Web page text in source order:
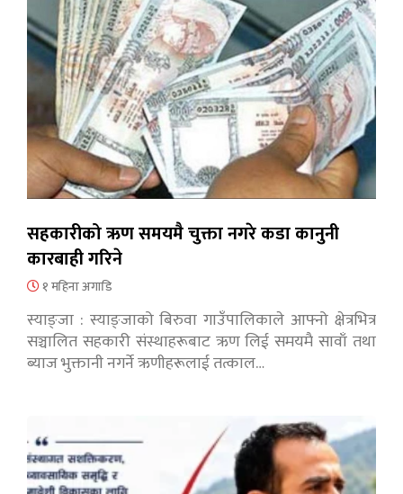
सहकारीको ऋण समयमै चुक्ता नगरे कडा कानुनी
कारबाही गरिने
१ महिना अगाडि
स्याङ्जा : स्याङ्जाको बिरुवा गाउँपालिकाले आफ्नो क्षेत्रभित्र
सञ्चालित सहकारी संस्थाहरूबाट ऋण लिई समयमै सावाँ तथा
ब्याज भुक्तानी नगर्ने ऋणीहरूलाई तत्काल…